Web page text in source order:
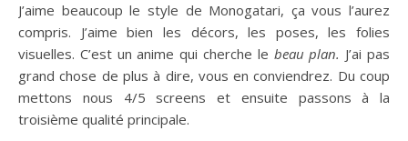
J’aime beaucoup le style de Monogatari, ça vous l’aurez
compris. J’aime bien les décors, les poses, les folies
visuelles. C’est un anime qui cherche le beau plan. J’ai pas
grand chose de plus à dire, vous en conviendrez. Du coup
mettons nous 4/5 screens et ensuite passons à la
troisième qualité principale.